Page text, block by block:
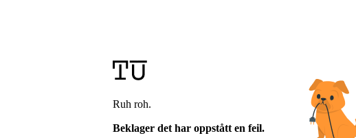
Ruh roh.
Beklager det har oppstått en feil.